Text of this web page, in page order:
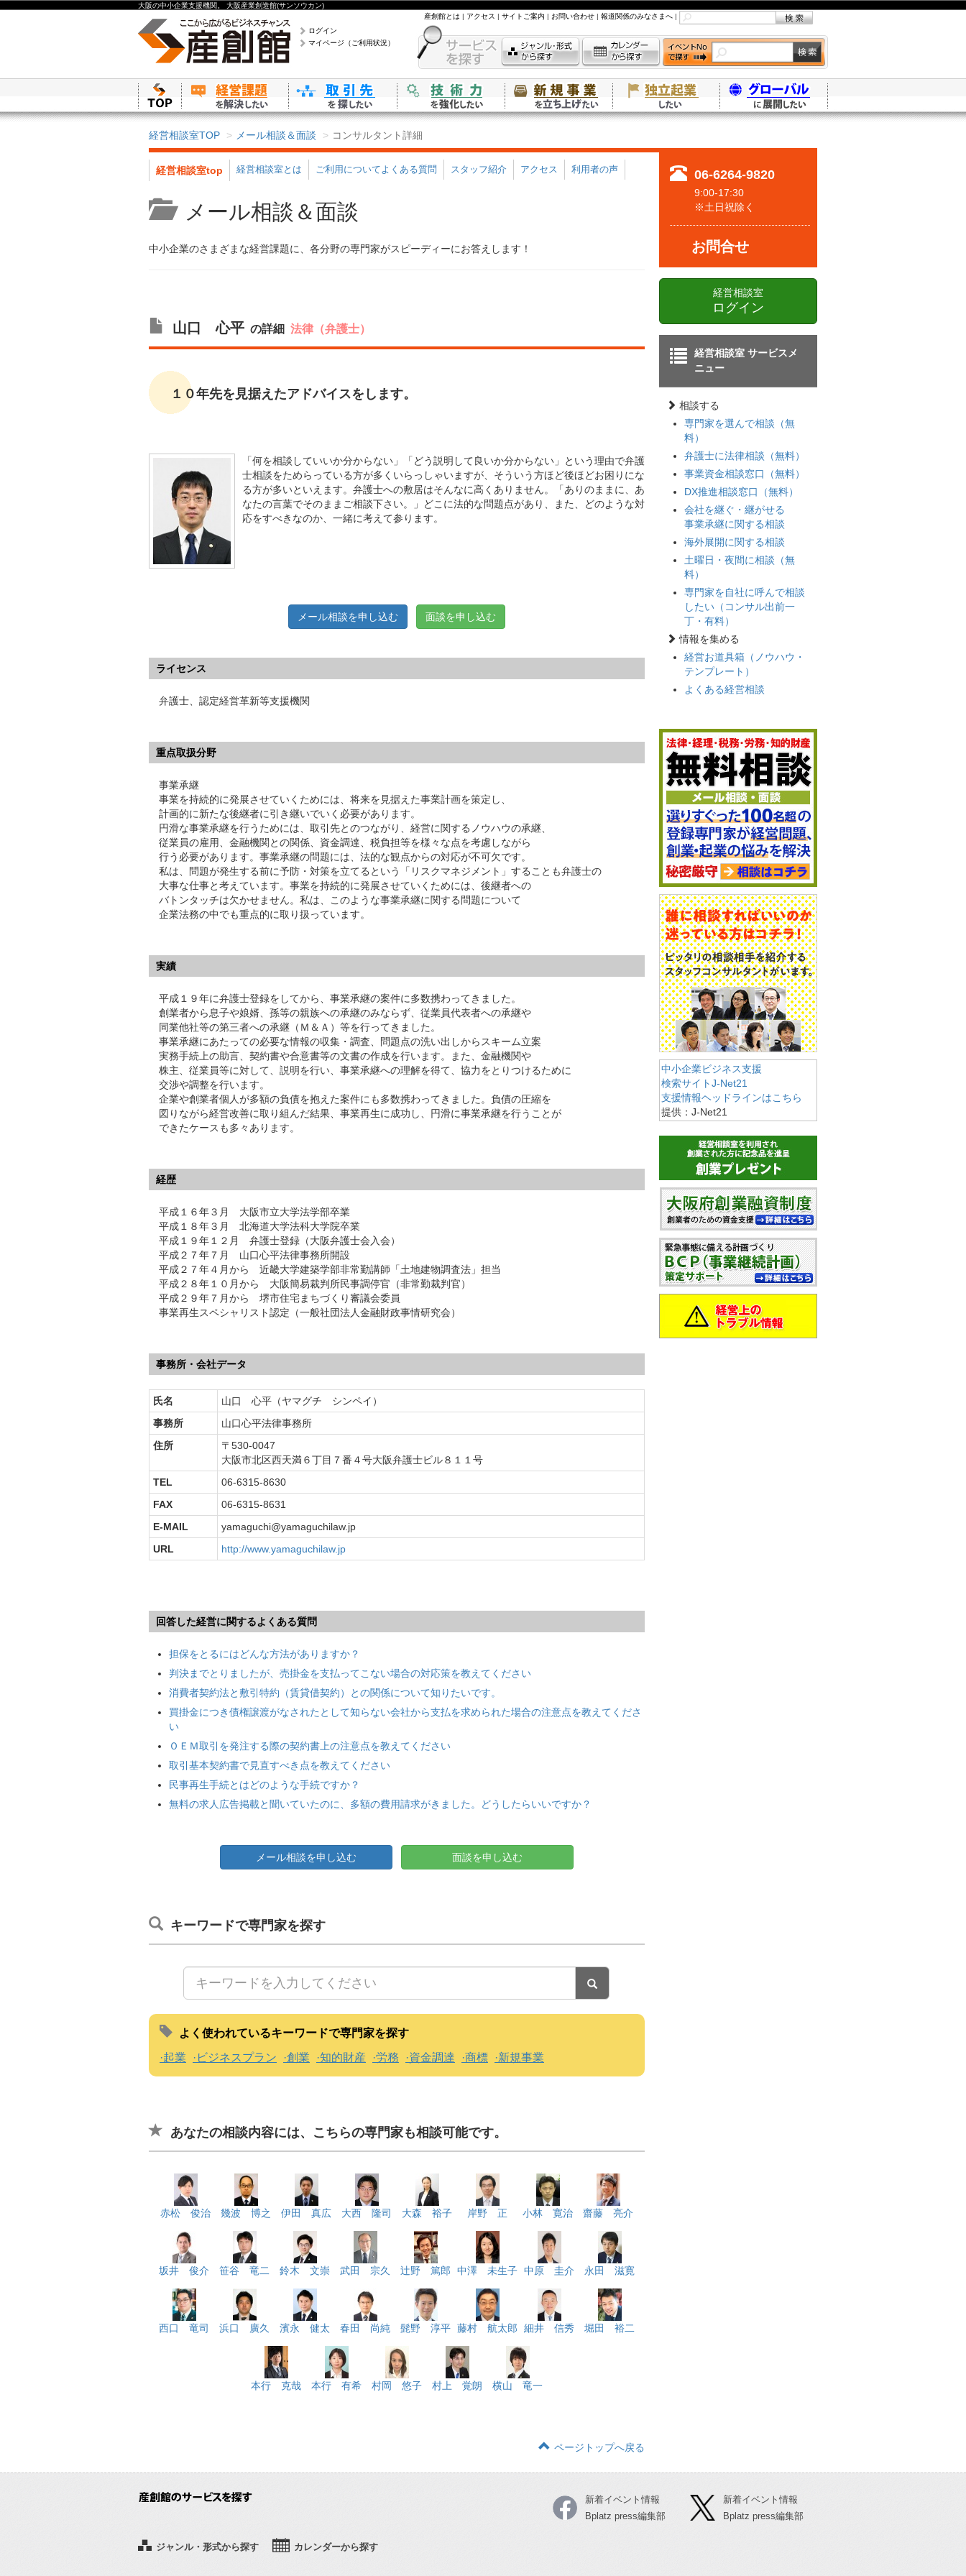
大阪の中小企業支援機関。 大阪産業創造館(サンソウカン)
ログイン
マイページ（ご利用状況）
産創館とは | アクセス | サイトご案内 | お問い合わせ | 報道関係のみなさまへ |
経営相談室TOP メール相談＆面談 コンサルタント詳細
経営相談室top 経営相談室とは ご利用についてよくある質問 スタッフ紹介 アクセス 利用者の声
メール相談＆面談
中小企業のさまざまな経営課題に、各分野の専門家がスピーディーにお答えします！
山口 心平 の詳細 法律（弁護士）
１０年先を見据えたアドバイスをします。
「何を相談していいか分からない」「どう説明して良いか分からない」という理由で弁護
士相談をためらっている方が多くいらっしゃいますが、そういう方ほど後ほどお困りにな
る方が多いといえます。弁護士への敷居はそんなに高くありません。「ありのままに、あ
なたの言葉でそのままご相談下さい。」どこに法的な問題点があり、また、どのような対
応をすべきなのか、一緒に考えて参ります。
メール相談を申し込む 面談を申し込む
ライセンス
弁護士、認定経営革新等支援機関
重点取扱分野
事業承継
事業を持続的に発展させていくためには、将来を見据えた事業計画を策定し、
計画的に新たな後継者に引き継いでいく必要があります。
円滑な事業承継を行うためには、取引先とのつながり、経営に関するノウハウの承継、
従業員の雇用、金融機関との関係、資金調達、税負担等を様々な点を考慮しながら
行う必要があります。事業承継の問題には、法的な観点からの対応が不可欠です。
私は、問題が発生する前に予防・対策を立てるという「リスクマネジメント」することも弁護士の
大事な仕事と考えています。事業を持続的に発展させていくためには、後継者への
バトンタッチは欠かせません。私は、このような事業承継に関する問題について
企業法務の中でも重点的に取り扱っています。
実績
平成１９年に弁護士登録をしてから、事業承継の案件に多数携わってきました。
創業者から息子や娘婿、孫等の親族への承継のみならず、従業員代表者への承継や
同業他社等の第三者への承継（Ｍ＆Ａ）等を行ってきました。
事業承継にあたっての必要な情報の収集・調査、問題点の洗い出しからスキーム立案
実務手続上の助言、契約書や合意書等の文書の作成を行います。また、金融機関や
株主、従業員等に対して、説明を行い、事業承継への理解を得て、協力をとりつけるために
交渉や調整を行います。
企業や創業者個人が多額の負債を抱えた案件にも多数携わってきました。負債の圧縮を
図りながら経営改善に取り組んだ結果、事業再生に成功し、円滑に事業承継を行うことが
できたケースも多々あります。
経歴
平成１６年３月 大阪市立大学法学部卒業
平成１８年３月 北海道大学法科大学院卒業
平成１９年１２月 弁護士登録（大阪弁護士会入会）
平成２７年７月 山口心平法律事務所開設
平成２７年４月から 近畿大学建築学部非常勤講師「土地建物調査法」担当
平成２８年１０月から 大阪簡易裁判所民事調停官（非常勤裁判官）
平成２９年７月から 堺市住宅まちづくり審議会委員
事業再生スペシャリスト認定（一般社団法人金融財政事情研究会）
事務所・会社データ
氏名
山口 心平（ヤマグチ シンペイ）
事務所
山口心平法律事務所
住所
〒530-0047
大阪市北区西天満６丁目７番４号大阪弁護士ビル８１１号
TEL
06-6315-8630
FAX
06-6315-8631
E-MAIL
yamaguchi@yamaguchilaw.jp
URL
http://www.yamaguchilaw.jp
回答した経営に関するよくある質問
担保をとるにはどんな方法がありますか？
判決までとりましたが、売掛金を支払ってこない場合の対応策を教えてください
消費者契約法と敷引特約（賃貸借契約）との関係について知りたいです。
買掛金につき債権譲渡がなされたとして知らない会社から支払を求められた場合の注意点を教えてくださ
い
ＯＥＭ取引を発注する際の契約書上の注意点を教えてください
取引基本契約書で見直すべき点を教えてください
民事再生手続とはどのような手続ですか？
無料の求人広告掲載と聞いていたのに、多額の費用請求がきました。どうしたらいいですか？
メール相談を申し込む 面談を申し込む
キーワードで専門家を探す
よく使われているキーワードで専門家を探す
起業
ビジネスプラン 創業 知的財産 労務 資金調達 商標 新規事業
あなたの相談内容には、こちらの専門家も相談可能です。
赤松 俊治 幾波 博之 伊田 真広 大西 隆司 大森 裕子 岸野 正 小林 寛治 齋藤 亮介
坂井 俊介 笹谷 竜二 鈴木 文崇 武田 宗久 辻野 篤郎 中澤 未生子 中原 圭介 永田 滋寛
西口 竜司 浜口 廣久 濱永 健太 春田 尚純 髭野 淳平 藤村 航太郎 細井 信秀 堀田 裕二
本行 克哉 本行 有希 村岡 悠子 村上 覚朗 横山 竜一
ページトップへ戻る
06-6264-9820
9:00-17:30
※土日祝除く
お問合せ
経営相談室
ログイン
経営相談室 サービスメ
ニュー
相談する
専門家を選んで相談（無
料）
弁護士に法律相談（無料）
事業資金相談窓口（無料）
DX推進相談窓口（無料）
会社を継ぐ・継がせる
事業承継に関する相談
海外展開に関する相談
土曜日・夜間に相談（無
料）
専門家を自社に呼んで相談
したい（コンサル出前一
丁・有料）
情報を集める
経営お道具箱（ノウハウ・
テンプレート）
よくある経営相談
中小企業ビジネス支援
検索サイトJ-Net21
支援情報ヘッドラインはこちら
提供：J-Net21
新着イベント情報
Bplatz press編集部
新着イベント情報
Bplatz press編集部
ジャンル・形式から探す カレンダーから探す